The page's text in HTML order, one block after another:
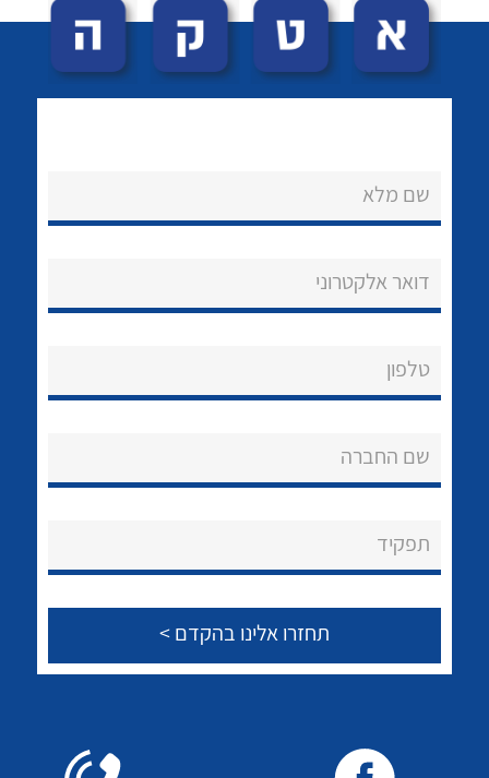
הצוות שלנו
שירותי תמיכה
לכל מוצרי היצרן לכל מוצרי היצרן
שם מלא
דואר אלקטרוני
טלפון
שם החברה
תפקיד